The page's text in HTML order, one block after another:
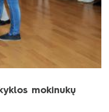
mokinukų